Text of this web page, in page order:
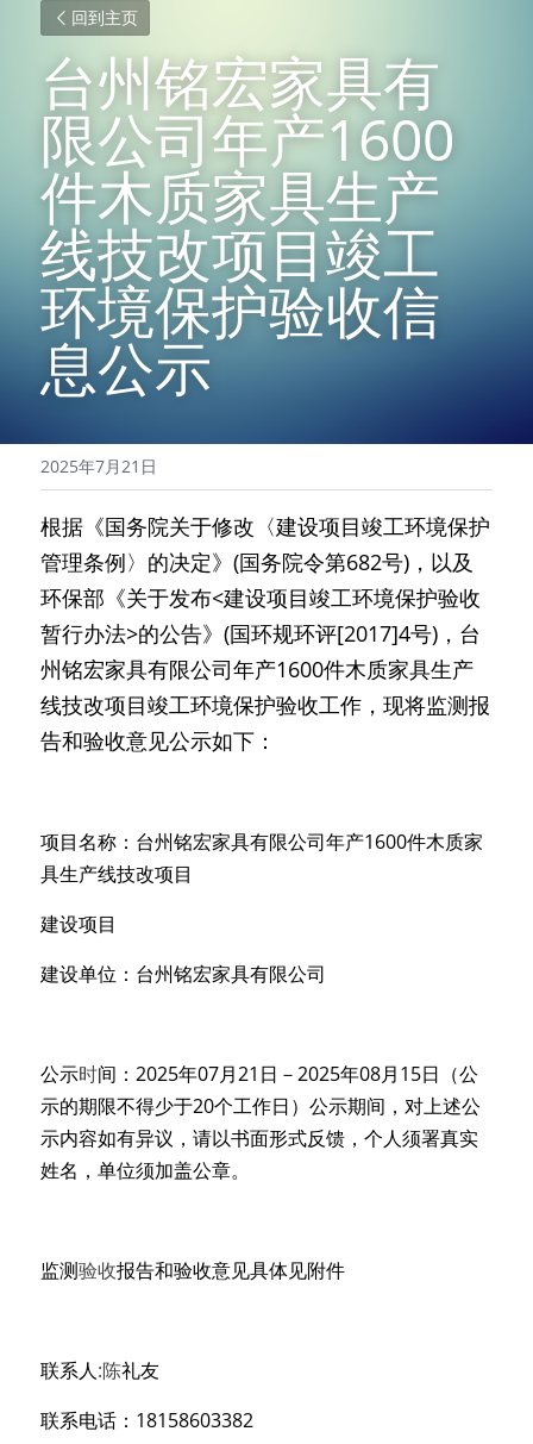
回到主页
台州铭宏家具有
限公司年产1600
件木质家具生产
线技改项目竣工
环境保护验收信
息公示
2025年7月21日
根据《国务院关于修改〈建设项目竣工环境保护
管理条例〉的决定》(国务院令第682号)，以及
环保部《关于发布<建设项目竣工环境保护验收
暂行办法>的公告》(国环规环评[2017]4号)，台
州铭宏家具有限公司年产1600件木质家具生产
线技改项目竣工环境保护验收工作，现将监测报
告和验收意见公示如下：
项目名称：台州铭宏家具有限公司年产1600件木质家
具生产线技改项目
建设项目
建设单位：台州铭宏家具有限公司
公示时间：2025年07月21日－2025年08月15日（公
示的期限不得少于20个工作日）公示期间，对上述公
示内容如有异议，请以书面形式反馈，个人须署真实
姓名，单位须加盖公章。
监测验收报告和验收意见具体见附件
联系人:陈礼友
联系电话：18158603382